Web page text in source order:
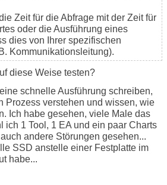
Zeit für die Abfrage mit der Zeit für
oder die Ausführung eines
dies von Ihrer spezifischen
Kommunikationsleitung).
diese Weise testen?
schnelle Ausführung schreiben,
Prozess verstehen und wissen, wie
Ich habe gesehen, viele Male das
ich 1 Tool, 1 EA und ein paar Charts
andere Störungen gesehen...
SSD anstelle einer Festplatte im
habe...